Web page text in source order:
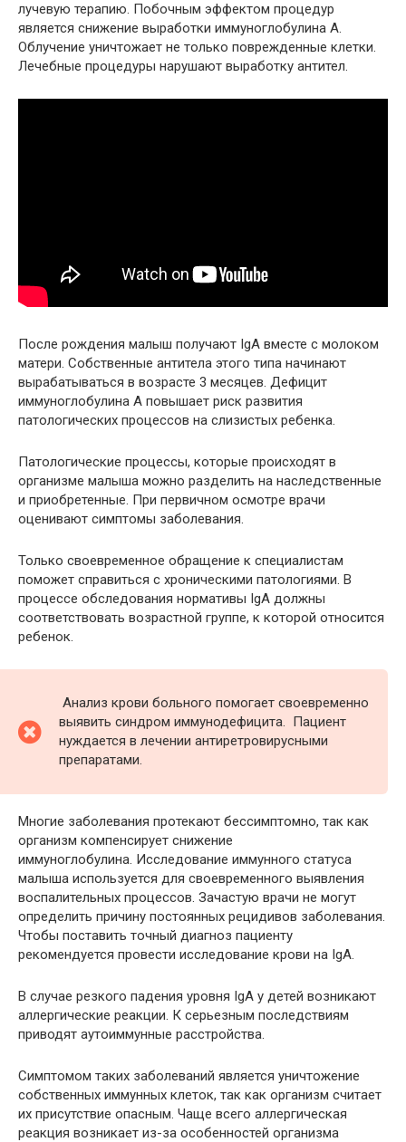
лучевую терапию. Побочным эффектом процедур
является снижение выработки иммуноглобулина A.
Облучение уничтожает не только поврежденные клетки.
Лечебные процедуры нарушают выработку антител.
После рождения малыш получают IgA вместе с молоком
матери. Собственные антитела этого типа начинают
вырабатываться в возрасте 3 месяцев. Дефицит
иммуноглобулина A повышает риск развития
патологических процессов на слизистых ребенка.
Патологические процессы, которые происходят в
организме малыша можно разделить на наследственные
и приобретенные. При первичном осмотре врачи
оценивают симптомы заболевания.
Только своевременное обращение к специалистам
поможет справиться с хроническими патологиями. В
процессе обследования нормативы IgA должны
соответствовать возрастной группе, к которой относится
ребенок.
Анализ крови больного помогает своевременно
выявить синдром иммунодефицита. Пациент
нуждается в лечении антиретровирусными
препаратами.
Многие заболевания протекают бессимптомно, так как
организм компенсирует снижение
иммуноглобулина. Исследование иммунного статуса
малыша используется для своевременного выявления
воспалительных процессов. Зачастую врачи не могут
определить причину постоянных рецидивов заболевания.
Чтобы поставить точный диагноз пациенту
рекомендуется провести исследование крови на IgA.
В случае резкого падения уровня IgA у детей возникают
аллергические реакции. К серьезным последствиям
приводят аутоиммунные расстройства.
Симптомом таких заболеваний является уничтожение
собственных иммунных клеток, так как организм считает
их присутствие опасным. Чаще всего аллергическая
реакция возникает из-за особенностей организма